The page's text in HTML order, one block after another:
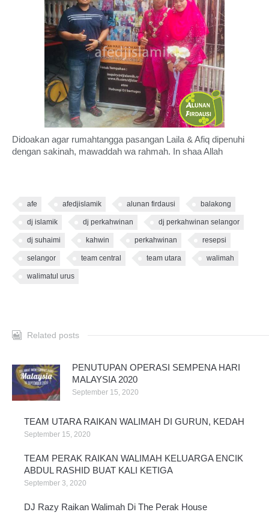
Didoakan agar rumahtangga pasangan Laila & Afiq dipenuhi
dengan sakinah, mawaddah wa rahmah. In shaa Allah
afe afedjislamik alunan firdausi balakong
dj islamik dj perkahwinan dj perkahwinan selangor
dj suhaimi kahwin perkahwinan resepsi
selangor team central team utara walimah
walimatul urus
Related posts
PENUTUPAN OPERASI SEMPENA HARI
MALAYSIA 2020
September 15, 2020
TEAM UTARA RAIKAN WALIMAH DI GURUN, KEDAH
September 15, 2020
TEAM PERAK RAIKAN WALIMAH KELUARGA ENCIK
ABDUL RASHID BUAT KALI KETIGA
September 3, 2020
DJ Razy Raikan Walimah Di The Perak House